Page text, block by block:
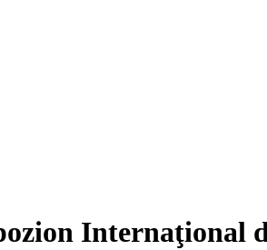
Internaţional